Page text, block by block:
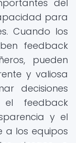
del
para
Cuando los
feedback
pueden
y valiosa
decisiones
el feedback
y el
a los equipos